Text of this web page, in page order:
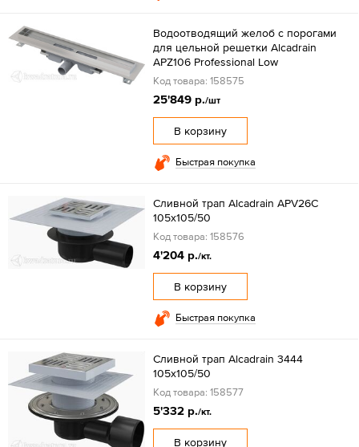
Водоотводящий желоб с порогами
для цельной решетки Alcadrain
APZ106 Professional Low
Код товара: 158575
25'849 р./шт
В корзину
Быстрая покупка
Сливной трап Alcadrain APV26C
105x105/50
Код товара: 158576
4'204 р./кт.
В корзину
Быстрая покупка
Сливной трап Alcadrain 3444
105x105/50
Код товара: 158577
5'332 р./кт.
В корзину